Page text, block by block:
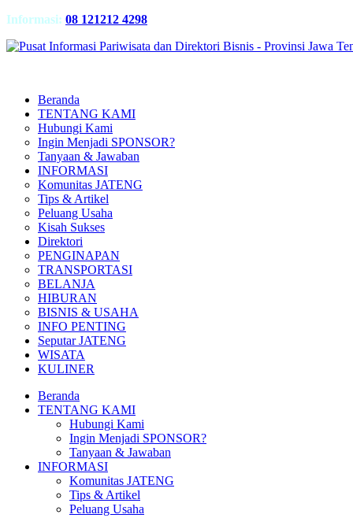
Informasi: 08 121212 4298
Beranda
TENTANG KAMI
Hubungi Kami
Ingin Menjadi SPONSOR?
Tanyaan & Jawaban
INFORMASI
Komunitas JATENG
Tips & Artikel
Peluang Usaha
Kisah Sukses
Direktori
PENGINAPAN
TRANSPORTASI
BELANJA
HIBURAN
BISNIS & USAHA
INFO PENTING
Seputar JATENG
WISATA
KULINER
Beranda
TENTANG KAMI
Hubungi Kami
Ingin Menjadi SPONSOR?
Tanyaan & Jawaban
INFORMASI
Komunitas JATENG
Tips & Artikel
Peluang Usaha